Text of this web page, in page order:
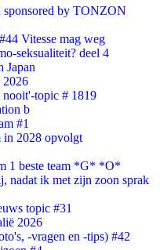
sponsored by TONZON
Vitesse mag weg
seksualiteit? deel 4
Japan
2026
nooit'-topic # 1819
b
#1
in 2028 opvolgt
1 beste team *G* *O*
nadat ik met zijn zoon sprak
topic #31
2026
-vragen en -tips) #42